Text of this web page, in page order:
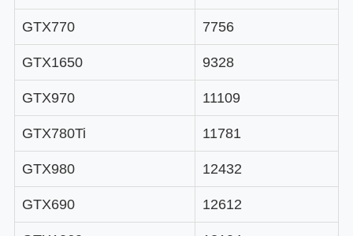
GTX770 7756
GTX1650 9328
GTX970 11109
GTX780Ti 11781
GTX980 12432
GTX690 12612